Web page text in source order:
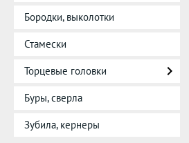
Бородки, выколотки
Стамески
Торцевые головки
Буры, сверла
Зубила, кернеры